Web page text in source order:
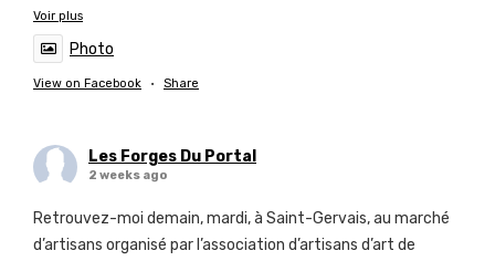
Voir plus
Photo
View on Facebook · Share
Les Forges Du Portal
2 weeks ago
Retrouvez-moi demain, mardi, à Saint-Gervais, au marché
d’artisans organisé par l’association d’artisans d’art de